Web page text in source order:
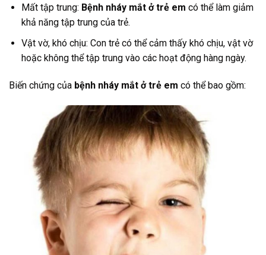
Mất tập trung: Bệnh nháy mắt ở trẻ em có thể làm giảm
khả năng tập trung của trẻ.
Vật vờ, khó chịu: Con trẻ có thể cảm thấy khó chịu, vật vờ
hoặc không thể tập trung vào các hoạt động hàng ngày.
Biến chứng của bệnh nháy mắt ở trẻ em có thể bao gồm: